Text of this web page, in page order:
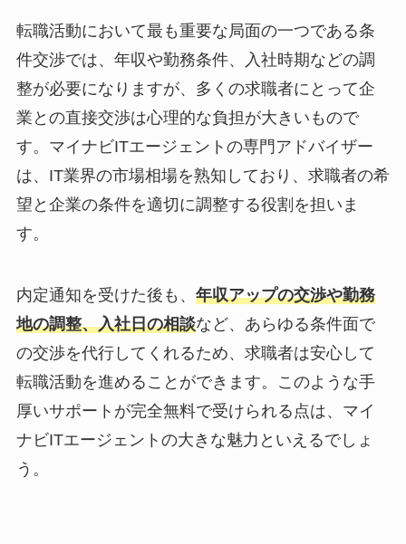
転職活動において最も重要な局面の一つである条
件交渉では、年収や勤務条件、入社時期などの調
整が必要になりますが、多くの求職者にとって企
業との直接交渉は心理的な負担が大きいもので
す。マイナビITエージェントの専門アドバイザー
は、 IT業界の市場相場を熟知 しており、求職者の希
望と企業の条件を適切に調整する役割を担いま
す。
内定通知を受けた後も、 年収アップの交渉や勤務
地の調整、入社日の相談など、あらゆる条件面で
の交渉を代行してくれるため、求職者は安心して
転職活動を進めることができます。このような手
厚いサポートが完全無料で受けられる点は、マイ
ナビITエージェントの大きな魅力といえるでしょ
う。